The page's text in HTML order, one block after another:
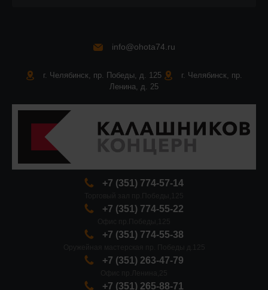
info@ohota74.ru
г. Челябинск, пр. Победы, д. 125
г. Челябинск, пр.
Ленина, д. 25
+7 (351) 774-57-14
+7 (351) 774-55-22
+7 (351) 774-55-38
+7 (351) 263-47-79
+7 (351) 265-88-71